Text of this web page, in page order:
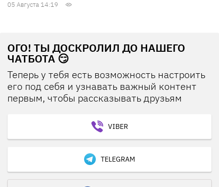
05 Августа 14:19
ОГО! ТЫ ДОСКРОЛИЛ ДО НАШЕГО
ЧАТБОТА 😏
Теперь у тебя есть возможность настроить
его под себя и узнавать важный контент
первым, чтобы рассказывать друзьям
VIBER
TELEGRAM